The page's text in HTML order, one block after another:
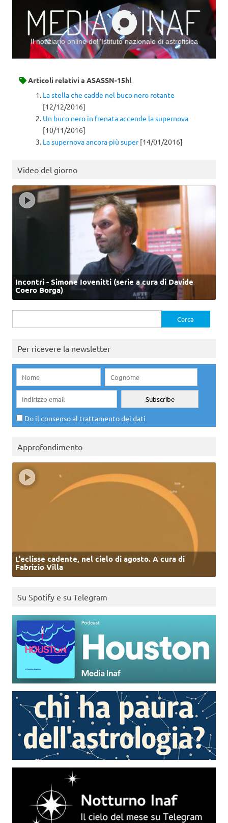
Il notiziario online dell’Istituto nazionale di astrofisica
Articoli relativi a ASASSN-15hl
La stella che cadde nel buco nero rotante
[12/12/2016]
Un buco nero in frenata accende la supernova
[10/11/2016]
La supernova ancora più super[14/01/2016]
Video del giorno
Incontri - Simone Iovenitti (serie a cura di Davide
Coero Borga)
per:
Per ricevere la newsletter
Do il consenso al trattamento dei dati
Approfondimento
L’eclisse cadente, nel cielo di agosto. A cura di
Fabrizio Villa
Su Spotify e su Telegram